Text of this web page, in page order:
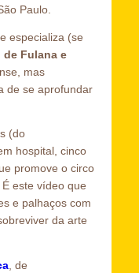
Paulo.
especializa (se
de Fulana e
mas
de se aprofundar
(do
hospital, cinco
promove o circo
este vídeo que
e palhaços com
da arte
, de